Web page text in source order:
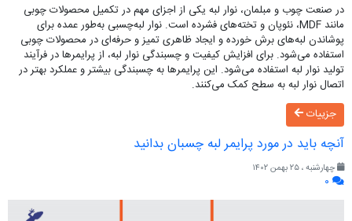
در صنعت چوب و مبلمان، نوار لبه یکی از اجزای مهم در تکمیل محصولات چوبی
مانند MDF، نئوپان و تخته‌های فشرده است. نوار لبه‌چسبی به‌طور عمده برای
پوشاندن لبه‌های برش خورده و ایجاد ظاهری تمیز و حرفه‌ای در محصولات چوبی
استفاده می‌شود. برای افزایش کیفیت و چسبندگی نوار لبه، از پرایمرها در فرآیند
تولید نوار لبه استفاده می‌شود. این پرایمرها به چسبندگی بیشتر و عملکرد بهتر در
اتصال نوار لبه به سطح کمک می‌کنند.
جزییات
آنچه باید در مورد پرایمر لبه چسبان بدانید
چهارشنبه ، ۲۵ بهمن ۱۴۰۲
۰